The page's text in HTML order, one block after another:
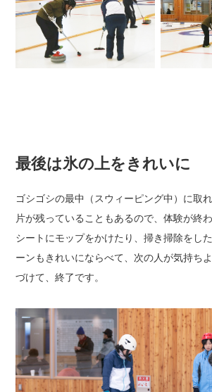
最後は氷の上をきれいに
ゴシゴシの最中（スウィーピング中）に取
片が残っていることもあるので、体験が終
シートにモップをかけたり、掃き掃除をした
ーンもきれいにならべて、次の人が気持ち
づけて、終了です。